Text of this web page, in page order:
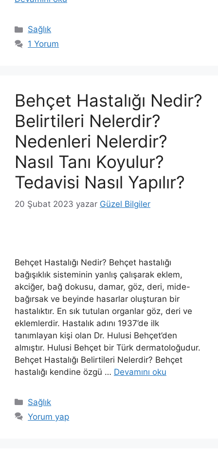
Kategoriler
Sağlık
1 Yorum
Behçet Hastalığı Nedir?
Belirtileri Nelerdir?
Nedenleri Nelerdir?
Nasıl Tanı Koyulur?
Tedavisi Nasıl Yapılır?
20 Şubat 2023 yazar Güzel Bilgiler
Behçet Hastalığı Nedir? Behçet hastalığı
bağışıklık sisteminin yanlış çalışarak eklem,
akciğer, bağ dokusu, damar, göz, deri, mide-
bağırsak ve beyinde hasarlar oluşturan bir
hastalıktır. En sık tutulan organlar göz, deri ve
eklemlerdir. Hastalık adını 1937’de ilk
tanımlayan kişi olan Dr. Hulusi Behçet’den
almıştır. Hulusi Behçet bir Türk dermatoloğudur.
Behçet Hastalığı Belirtileri Nelerdir? Behçet
hastalığı kendine özgü … Devamını oku
Kategoriler
Sağlık
Yorum yap